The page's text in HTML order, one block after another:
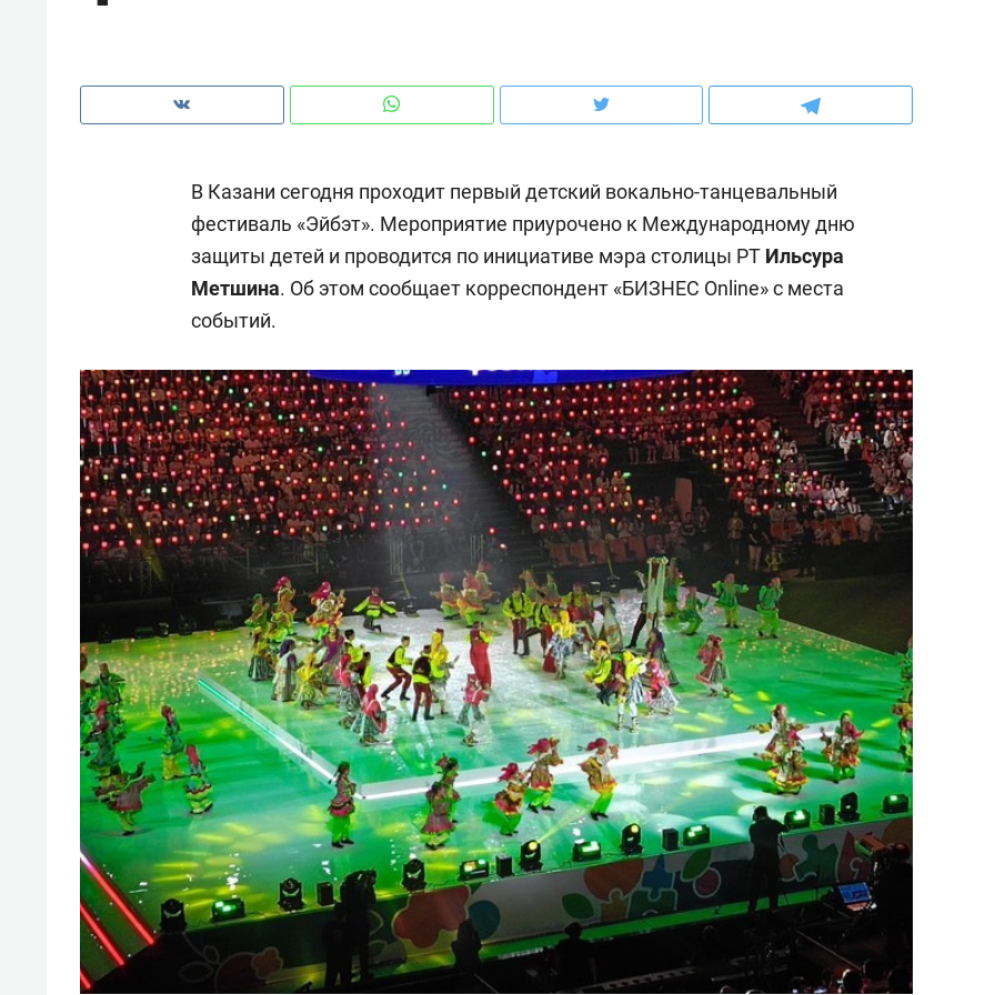
В Казани сегодня проходит первый детский вокально-танцевальный
фестиваль «Эйбэт». Мероприятие приурочено к Международному дню
защиты детей и проводится по инициативе мэра столицы РТ Ильсура
Метшина. Об этом сообщает корреспондент «БИЗНЕС Online» с места
событий.
Рекомендуем
Падел, фитнес, танцы и даже
ниндзя-зал: как ТРЦ «Франт»
стал Меккой для любителей
спорта
Рекомендуем
Психотерапевт «Фороса»:
«Директорский невроз» –
когда человек не считает
свою сверхнагрузку
стрессом»
Рекомендуем
Дизайнер-прораб
Наседкина: «Ремонт
с мебелью за 2
для меня это